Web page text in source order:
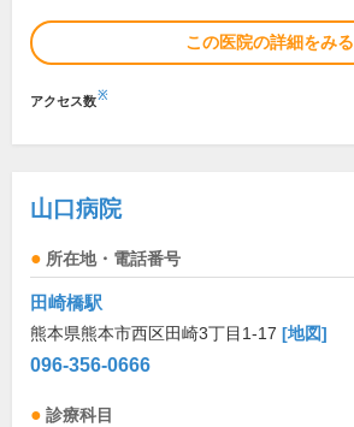
この医院の詳細をみる
アクセス数※
山口病院
所在地・電話番号
田崎橋駅
熊本県熊本市西区田崎3丁目1-17 [地図]
096-356-0666
診療科目